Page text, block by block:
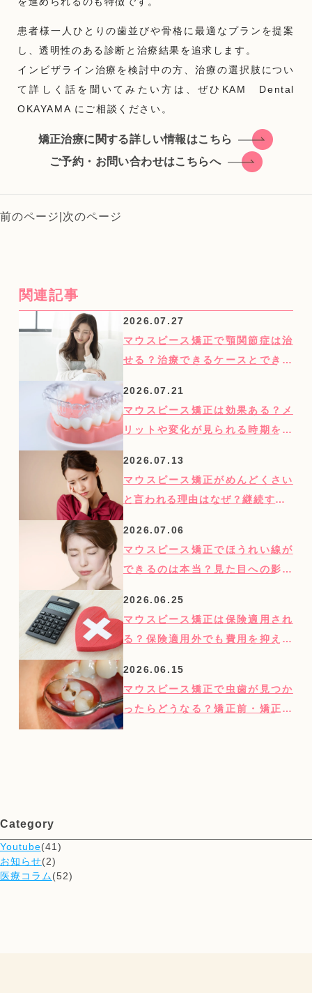
患者様一人ひとりの歯並びや骨格に最適なプランを提案
し、透明性のある診断と治療結果を追求します。
インビザライン治療を検討中の方、治療の選択肢につい
て詳しく話を聞いてみたい方は、ぜひKAM Dental
OKAYAMA にご相談ください。
矯正治療に関する詳しい情報はこちら
ご予約・お問い合わせはこちらへ
前のページ 次のページ
関連記事
2026.07.27
マウスピース矯正で顎関節症は治
せる？治療できるケースとできな
2026.07.21
マウスピース矯正は効果ある？メ
リットや変化が見られる時期を歯
科医師が解説
2026.07.13
マウスピース矯正がめんどくさい
と言われる理由はなぜ？継続する3
つのコツを紹介
2026.07.06
マウスピース矯正でほうれい線が
できるのは本当？見た目への影響
2026.06.25
マウスピース矯正は保険適用され
る？保険適用外でも費用を抑える
2026.06.15
マウスピース矯正で虫歯が見つか
ったらどうなる？矯正前・矯正後
別に対処法を解説
Category
Youtube(41)
お知らせ(2)
医療コラム(52)